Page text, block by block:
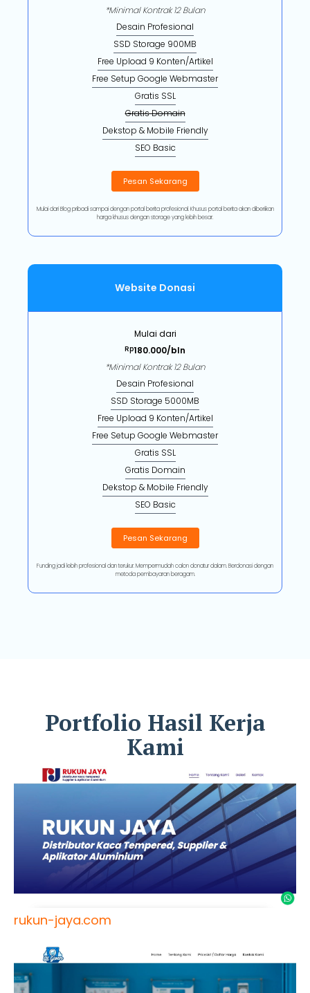
*Minimal Kontrak 12 Bulan
Desain Profesional
SSD Storage 900MB
Free Upload 9 Konten/Artikel
Free Setup Google Webmaster
Gratis SSL
Gratis Domain
Dekstop & Mobile Friendly
SEO Basic
Pesan Sekarang
Mulai dari Blog pribadi sampai dengan portal berita profesional. Khusus portal berita akan diberiikan
harga khusus dengan storage yang lebih besar.
Website Donasi
Mulai dari
Rp180.000/bln
*Minimal Kontrak 12 Bulan
Desain Profesional
SSD Storage 5000MB
Free Upload 9 Konten/Artikel
Free Setup Google Webmaster
Gratis SSL
Gratis Domain
Dekstop & Mobile Friendly
SEO Basic
Pesan Sekarang
Funding jadi lebih profesional dan terukur. Mempermudah calon donatur dalam. Berdonasi dengan
metoda pembayaran beragam.
Portfolio Hasil Kerja
Kami
rukun-jaya.com